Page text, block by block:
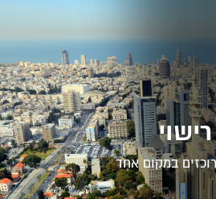
במקום אחד